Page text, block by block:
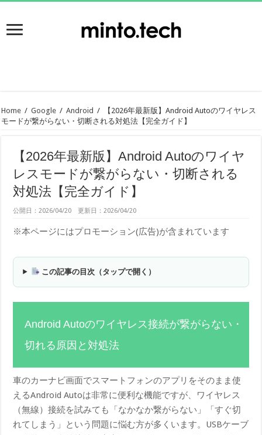
Home / Google / Android /
【2026年最新版】Android Autoのワイヤレス
モードが繋がらない・切断される対処法【完全ガイド】
【2026年最新版】Android Autoのワイヤ
レスモードが繋がらない・切断される
対処法【完全ガイド】
公開日：2026/04/20 更新日：2026/04/20
※本ページにはプロモーション(広告)が含まれています
この記事の目次（タップで開く）
Android Autoのワイヤレス接続が繋がらない・
切れる原因と対処法
車のカーナビ画面でスマートフォンのアプリをそのまま使
えるAndroid Autoは非常に便利な機能ですが、ワイヤレス
（無線）接続を試みても「なかなか繋がらない」「すぐ切
れてしまう」という問題に悩む方が多くいます。USBケーブ